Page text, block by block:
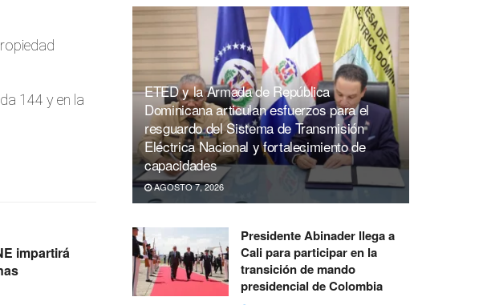
144 y en la
impartirá
ETED y la Armada de República
Dominicana articulan esfuerzos para el
resguardo del Sistema de Transmisión
Eléctrica Nacional y fortalecimiento de
capacidades
AGOSTO 7, 2026
Presidente Abinader llega a
Cali para participar en la
transición de mando
presidencial de Colombia